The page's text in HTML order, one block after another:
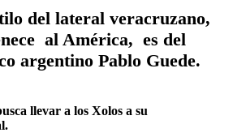
del lateral veracruzano,
al América, es del
argentino Pablo Guede.
llevar a los Xolos a su